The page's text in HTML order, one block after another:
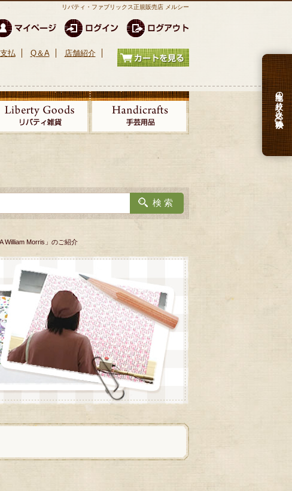
リバティ・ファブリックス正規販売店 メルシー
払 Q＆A 店舗紹介
生地の絞り込み検索
William Morris」のご紹介